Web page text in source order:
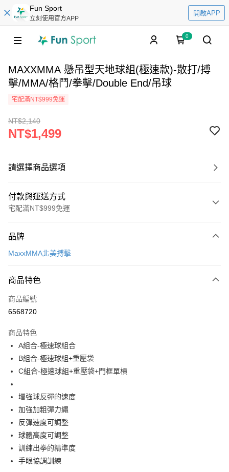
Fun Sport
立刻使用官方APP
開啟APP
0
MAXXMMA 懸吊型天地球組(極速款)-散打/搏
擊/MMA/格鬥/拳擊/Double End/吊球
宅配滿NT$999免運
NT$2,140
NT$1,499
請選擇商品選項
付款與運送方式
宅配滿NT$999免運
信用卡一次付款
Apple Pay
街口支付
Google Pay
AFTEE先享後付
相關說明
便利好安心！
１．簡單：不需註冊會員、不需綁卡、不需儲值。
２．便利：只要手機號碼，簡訊認證，即可結帳。
３．安心：先確認商品／服務後，再付款。
【「AFTEE先享後付」結帳流程】
結帳頁面，進行簡訊認證並確認金額後，即可完成結帳。
ATM付款
運送方式
每筆NT$100，滿NT$999(含以上)免運費
離島宅配(郵局)
品牌
MaxxMMA北美搏擊
商品特色
商品編號
6568720
商品特色
A組合-極速球組合
B組合-極速球組+重壓袋
C組合-極速球組+重壓袋+門框單槓
增強球反彈的速度
加強加粗彈力繩
反彈速度可調整
球體高度可調整
訓練出拳的精準度
手眼協調訓練